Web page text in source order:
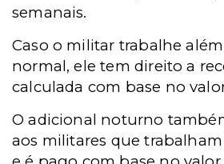
semanais.
Caso o militar trabalhe
normal, ele tem direito a
calculada com base no
O adicional noturno
aos militares que